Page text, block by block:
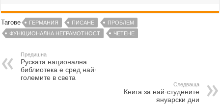
Тагове ГЕРМАНИЯ ПИСАНЕ
ПРОБЛЕМ
ФУНКЦИОНАЛНА НЕГРАМОТНОСТ
ЧЕТЕНЕ
Предишна
Руската национална
библиотека е сред най-
големите в света
Следваща
Книга за най-студените
януарски дни